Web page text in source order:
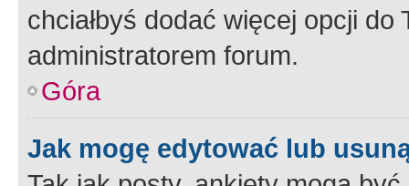
chciałbyś dodać więcej opcji
administratorem forum.
Góra
Jak mogę edytować lub